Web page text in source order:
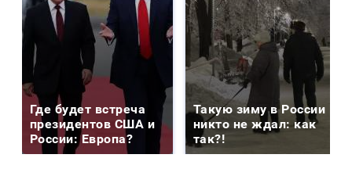
Где будет встреча
президентов США и
России: Европа?
Такую зиму в России
никто не ждал: как
так?!